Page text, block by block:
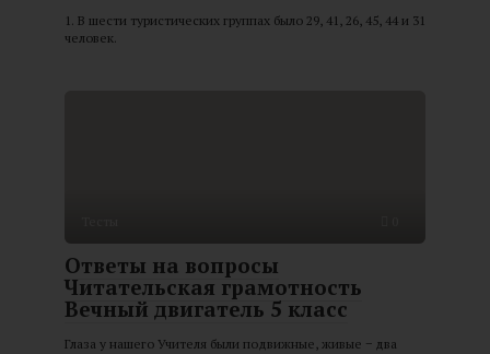
1. В шести туристических группах было 29, 41, 26, 45, 44 и 31
человек.
Ответы на вопросы
Читательская грамотность
Вечный двигатель 5 класс
Глаза у нашего Учителя были подвижные, живые − два